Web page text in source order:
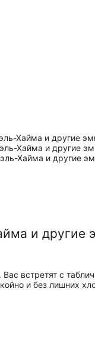
и другие
встретят с
и без лишних